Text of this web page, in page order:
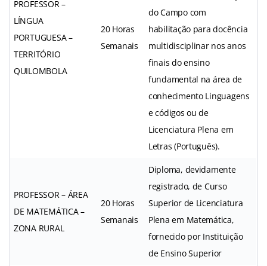
PROFESSOR –
LÍNGUA
PORTUGUESA –
TERRITÓRIO
QUILOMBOLA
20 Horas
Semanais
do Campo com
habilitação para docência
multidisciplinar nos anos
finais do ensino
fundamental na área de
conhecimento Linguagens
e códigos ou de
Licenciatura Plena em
Letras (Português).
PROFESSOR – ÁREA
DE MATEMÁTICA –
ZONA RURAL
20 Horas
Semanais
Diploma, devidamente
registrado, de Curso
Superior de Licenciatura
Plena em Matemática,
fornecido por Instituição
de Ensino Superior